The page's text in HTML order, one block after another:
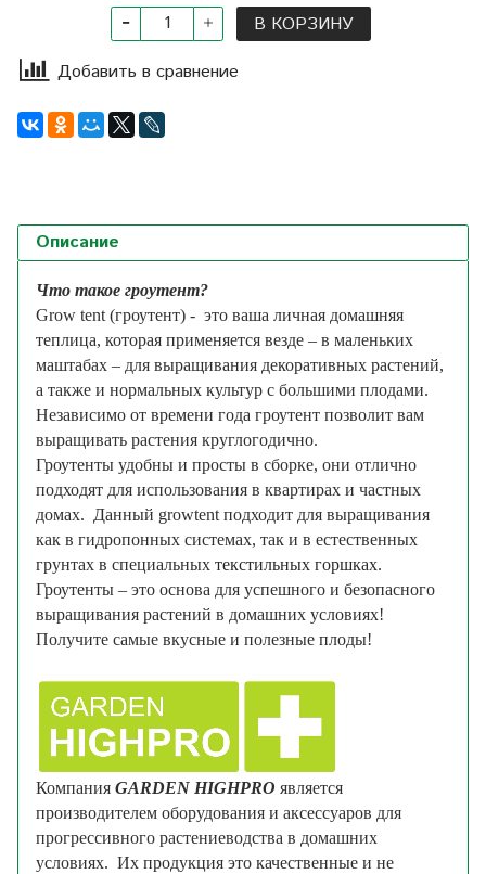
В КОРЗИНУ
Добавить в сравнение
Описание
Что такое гроутент?
Grow tent (гроутент) - это ваша личная домашняя
теплица, которая применяется везде – в маленьких
маштабах – для выращивания декоративных растений,
а также и нормальных культур с большими плодами.
Независимо от времени года гроутент позволит вам
выращивать растения круглогодично.
Гроутенты удобны и просты в сборке, они отлично
подходят для использования в квартирах и частных
домах. Данный growtent подходит для выращивания
как в гидропонных системах, так и в естественных
грунтах в специальных текстильных горшках.
Гроутенты – это основа для успешного и безопасного
выращивания растений в домашних условиях!
Получите самые вкусные и полезные плоды!
Компания GARDEN HIGHPRO является
производителем оборудования и аксессуаров для
прогрессивного растениеводства в домашних
условиях. Их продукция это качественные и не